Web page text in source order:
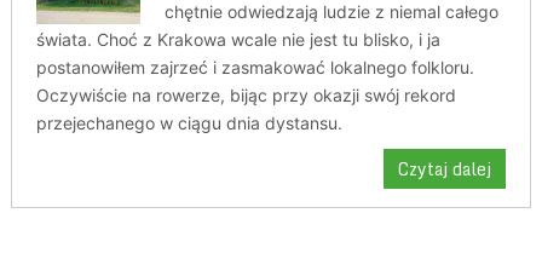
chętnie odwiedzają ludzie z niemal całego
świata. Choć z Krakowa wcale nie jest tu blisko, i ja
postanowiłem zajrzeć i zasmakować lokalnego folkloru.
Oczywiście na rowerze, bijąc przy okazji swój rekord
przejechanego w ciągu dnia dystansu.
Czytaj dalej